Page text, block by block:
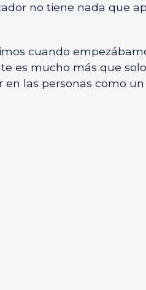
no tiene nada que
cuando
es mucho más que
en las personas como